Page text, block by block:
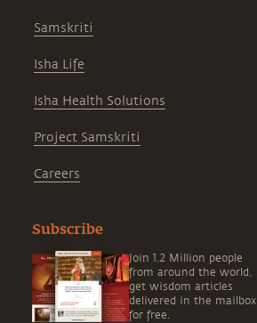
Samskriti
Isha Life
Isha Health Solutions
Project Samskriti
Careers
Subscribe
Join 1.2 Million people
from around the world,
get wisdom articles
delivered in the mailbox
for free.